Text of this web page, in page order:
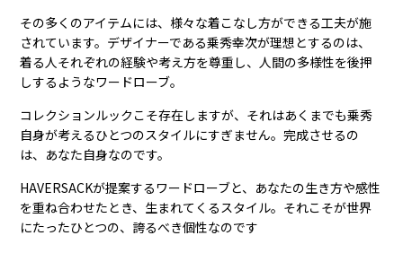
その多くのアイテムには、様々な着こなし方ができる工夫が施
されています。デザイナーである乗秀幸次が理想とするのは、
着る人それぞれの経験や考え方を尊重し、人間の多様性を後押
しするようなワードローブ。
コレクションルックこそ存在しますが、それはあくまでも乗秀
自身が考えるひとつのスタイルにすぎません。完成させるの
は、あなた自身なのです。
HAVERSACKが提案するワードローブと、あなたの生き方や感性
を重ね合わせたとき、生まれてくるスタイル。それこそが世界
にたったひとつの、誇るべき個性なのです